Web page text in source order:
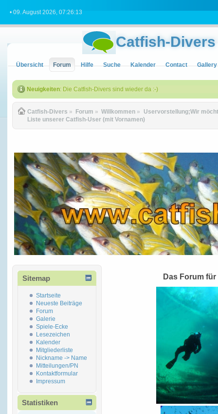
• 09. August 2026, 07:26:13
Catfish-Divers
Übersicht Forum Hilfe Suche Kalender Contact Gallery
Neuigkeiten: Die Catfish-Divers sind wieder da :-)
Catfish-Divers » Forum » Willkommen »
Uservorstellung;Wir
Liste unserer Catfish-User (mit Vornamen)
Sitemap
Startseite
Neueste Beiträge
Forum
Galerie
Spiele-Ecke
Lesezeichen
Kalender
Mitgliederliste
Nickname -> Name
Mitteilungen/PN
Kontaktformular
Impressum
Statistiken
Das Forum